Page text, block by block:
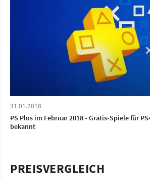
31.01.2018
PS Plus im Februar 2018 - Gratis-Spiele für
bekannt
PREISVERGLEICH